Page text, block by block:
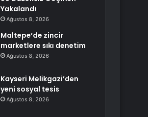
Yakalandı
Ağustos 8, 2026
Maltepe’de zincir
marketlere sıkı denetim
Ağustos 8, 2026
Kayseri Melikgazi’den
yeni sosyal tesis
Ağustos 8, 2026